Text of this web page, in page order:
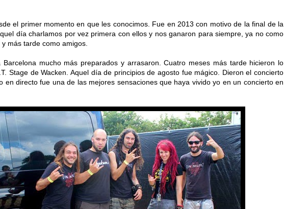
el primer momento en que les conocimos. Fue en 2013 con motivo de la final de la
día charlamos por vez primera con ellos y nos ganaron para siempre, ya no como
más tarde como amigos.
mucho más preparados y arrasaron. Cuatro meses más tarde hicieron lo
Stage de Wacken. Aquel día de principios de agosto fue mágico. Dieron el concierto
en directo fue una de las mejores sensaciones que haya vivido yo en un concierto en